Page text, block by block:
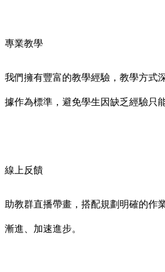
專業教學
我們擁有豐富的教學經驗，教學方式
據作為標準，避免學生因缺乏經驗只
線上反饋
助教群直播帶畫，搭配規劃明確的作
漸進、加速進步。